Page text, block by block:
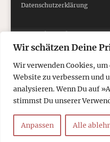
Wir schätzen Deine
Wir verwenden Cookies,
Website zu verbessern und
analysieren. Wenn Du auf
stimmst Du unserer
Anpassen Alle
Datenschutzerklärung
Social Media